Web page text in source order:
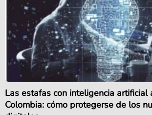
Las estafas con inteligencia artificial
Colombia: cómo protegerse de los